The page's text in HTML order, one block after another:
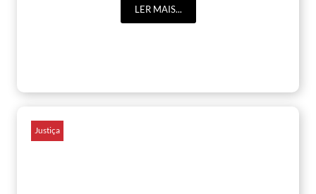
LER MAIS...
Justiça